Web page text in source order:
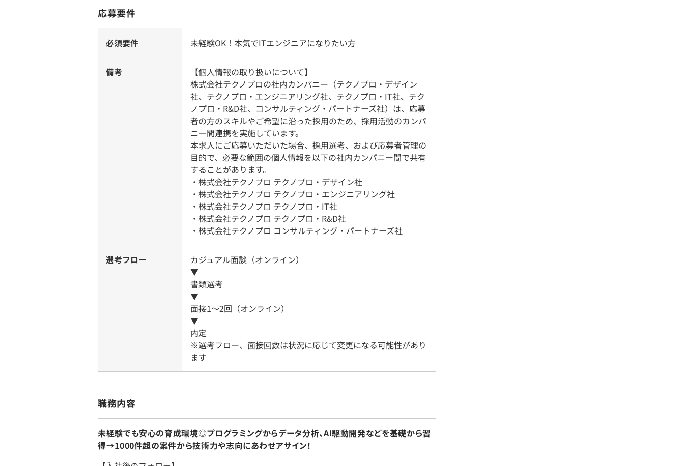
応募要件
必須要件 未経験OK！本気でITエンジニアになりたい方
備考
【個人情報の取り扱いについて】
株式会社テクノプロの社内カンパニー（テクノプロ・デザイン
社、テクノプロ・エンジニアリング社、テクノプロ・IT社、テク
ノプロ・R&D社、コンサルティング・パートナーズ社）は、応募
者の方のスキルやご希望に沿った採用のため、採用活動のカンパ
ニー間連携を実施しています。
本求人にご応募いただいた場合、採用選考、および応募者管理の
目的で、必要な範囲の個人情報を以下の社内カンパニー間で共有
することがあります。
・株式会社テクノプロ テクノプロ・デザイン社
・株式会社テクノプロ テクノプロ・エンジニアリング社
・株式会社テクノプロ テクノプロ・IT社
・株式会社テクノプロ テクノプロ・R&D社
・株式会社テクノプロ コンサルティング・パートナーズ社
選考フロー
カジュアル面談（オンライン）
▼
書類選考
▼
面接1～2回（オンライン）
▼
内定
※選考フロー、面接回数は状況に応じて変更になる可能性があり
ます
職務内容
未経験でも安心の育成環境◎プログラミングからデータ分析、AI駆動開発などを基礎から習
得→1000件超の案件から技術力や志向にあわせアサイン！